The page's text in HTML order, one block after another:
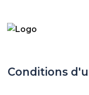
Conditions